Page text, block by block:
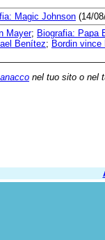
Magic Johnson (14/
Mayer; Biografia: Papa
Benítez; Bordin
nel tuo sito o nel